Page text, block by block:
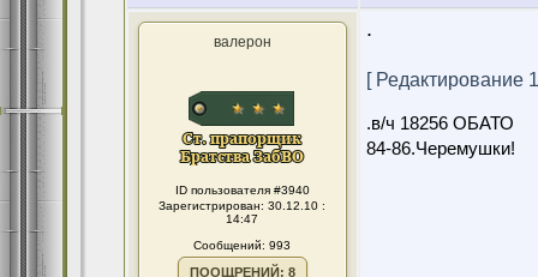
валерон
ID пользователя #3940
Зарегистрирован: 30.12.10 :
14:47
Сообщений: 993
ПООЩРЕНИЙ: 8
.
[ Редактирование
.в/ч 18256 ОБАТО
84-86.Черемушки!